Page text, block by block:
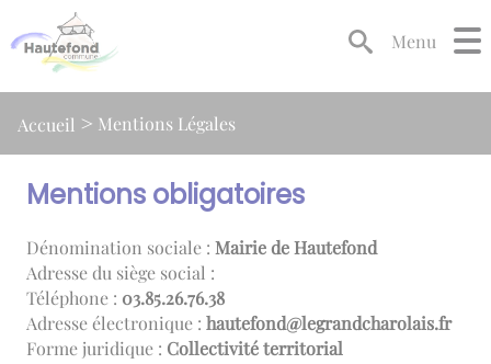
d'accès
rapide
au
d'accès
rapide
au
principal
d'accès
rapide
à
recherche
d'accès
rapide
au
de
Menu
Accueil Mentions Légales
Mentions obligatoires
Dénomination sociale : Mairie de Hautefond
Adresse du siège social :
Téléphone : 83.67.62.58.30
Adresse électronique : rf.sialorahcdnargel@dnofetuah
Forme juridique : Collectivité territorial
Panneau de gestion des cookies